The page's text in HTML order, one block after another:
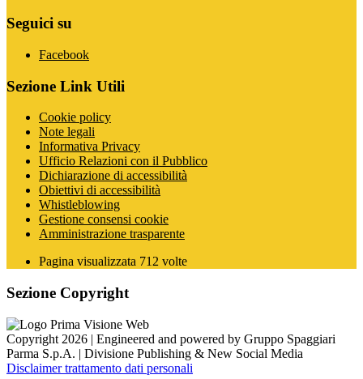
Seguici su
Facebook
Sezione Link Utili
Cookie policy
Note legali
Informativa Privacy
Ufficio Relazioni con il Pubblico
Dichiarazione di accessibilità
Obiettivi di accessibilità
Whistleblowing
Gestione consensi cookie
Amministrazione trasparente
Pagina visualizzata 712 volte
Sezione Copyright
Copyright 2026 | Engineered and powered by Gruppo Spaggiari
Parma S.p.A. | Divisione Publishing & New Social Media
Disclaimer trattamento dati personali